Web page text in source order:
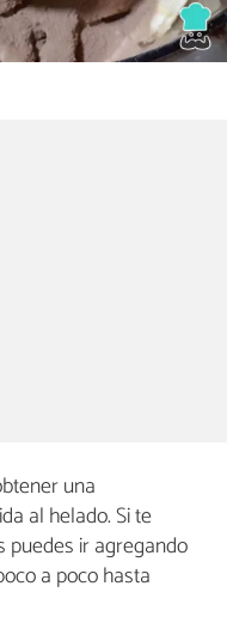
una
al helado. Si te
ir agregando
a poco hasta